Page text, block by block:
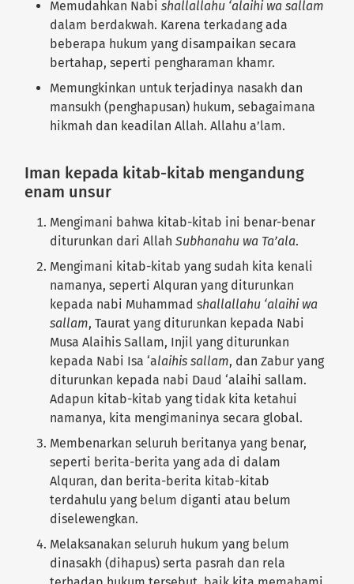
Memudahkan Nabishallallahu ‘alaihi wa sallam
dalam berdakwah. Karena terkadang ada
beberapa hukum yang disampaikan secara
bertahap, seperti pengharaman khamr.
Memungkinkan untuk terjadinya nasakh dan
mansukh (penghapusan) hukum, sebagaimana
hikmah dan keadilan Allah. Allahu a’lam.
Iman kepada kitab-kitab mengandung
enam unsur
Mengimani bahwa kitab-kitab ini benar-benar
diturunkan dari AllahSubhanahu wa Ta’ala.
Mengimani kitab-kitab yang sudah kita kenali
namanya, seperti Alquran yang diturunkan
kepada nabi Muhammad shallallahu ‘alaihi wa
sallam, Taurat yang diturunkan kepada Nabi
Musa Alaihis Sallam, Injil yang diturunkan
kepada Nabi Isa ‘alaihis sallam, dan Zabur yang
diturunkan kepada nabi Daud ‘alaihi sallam.
Adapun kitab-kitab yang tidak kita ketahui
namanya, kita mengimaninya secara global.
Membenarkan seluruh beritanya yang benar,
seperti berita-berita yang ada di dalam
Alquran, dan berita-berita kitab-kitab
terdahulu yang belum diganti atau belum
diselewengkan.
Melaksanakan seluruh hukum yang belum
dinasakh (dihapus) serta pasrah dan rela